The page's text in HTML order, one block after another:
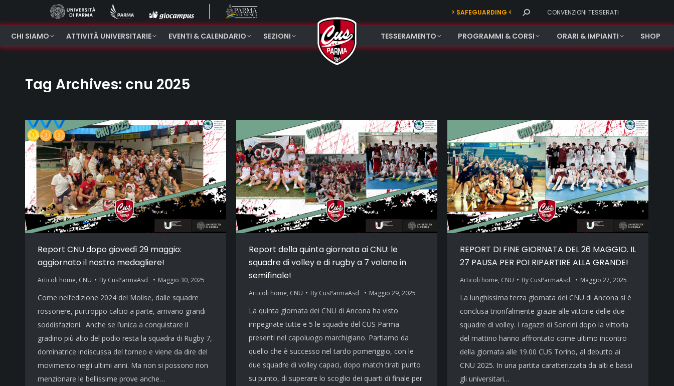
> SAFEGUARDING < Search: CONVENZIONI TESSERATI
CHI SIAMO ATTIVITÀ UNIVERSITARIE EVENTI & CALENDARIO SEZIONI TESSERAMENTO PROGRAMMI & CORSI ORARI & IMPIANTI SHOP
Tag Archives: cnu 2025
Report CNU dopo giovedì 29 maggio:
aggiornato il nostro medagliere!
Articoli home, CNU By CusParmaAsd_ Maggio 30, 2025
Come nell’edizione 2024 del Molise, dalle squadre
rossonere, purtroppo calcio a parte, arrivano grandi
soddisfazioni. Anche se l’unica a conquistare il
gradino più alto del podio resta la squadra di Rugby 7,
dominatrice indiscussa del torneo e viene da dire del
movimento negli ultimi anni. Ma non si possono non
menzionare le bellissime prove anche…
Report della quinta giornata ai CNU: le
squadre di volley e di rugby a 7 volano in
semifinale!
Articoli home, CNU By CusParmaAsd_ Maggio 29, 2025
La quinta giornata dei CNU di Ancona ha visto
impegnate tutte e 5 le squadre del CUS Parma
presenti nel capoluogo marchigiano. Partiamo da
quello che è successo nel tardo pomeriggio, con le
due squadre di volley capaci, dopo match tirati punto
su punto, di superare lo scoglio dei quarti di finale per
REPORT DI FINE GIORNATA DEL 26 MAGGIO. IL
27 PAUSA PER POI RIPARTIRE ALLA GRANDE!
Articoli home, CNU By CusParmaAsd_ Maggio 27, 2025
La lunghissima terza giornata dei CNU di Ancona si è
conclusa trionfalmente grazie alle vittorie delle due
squadre di volley. I ragazzi di Soncini dopo la vittoria
del mattino hanno affrontato come ultimo incontro
della giornata alle 19.00 CUS Torino, al debutto ai
CNU 2025. In una partita caratterizzata da alti e bassi
gli universitari…